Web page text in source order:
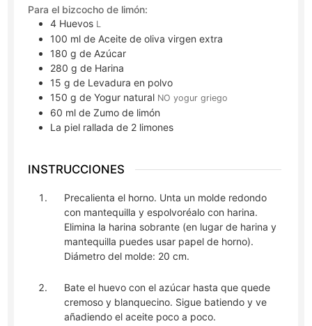
Para el bizcocho de limón:
4 Huevos L
100 ml de Aceite de oliva virgen extra
180 g de Azúcar
280 g de Harina
15 g de Levadura en polvo
150 g de Yogur natural NO yogur griego
60 ml de Zumo de limón
La piel rallada de 2 limones
INSTRUCCIONES
Precalienta el horno. Unta un molde redondo
con mantequilla y espolvoréalo con harina.
Elimina la harina sobrante (en lugar de harina y
mantequilla puedes usar papel de horno).
Diámetro del molde: 20 cm.
Bate el huevo con el azúcar hasta que quede
cremoso y blanquecino. Sigue batiendo y ve
añadiendo el aceite poco a poco.